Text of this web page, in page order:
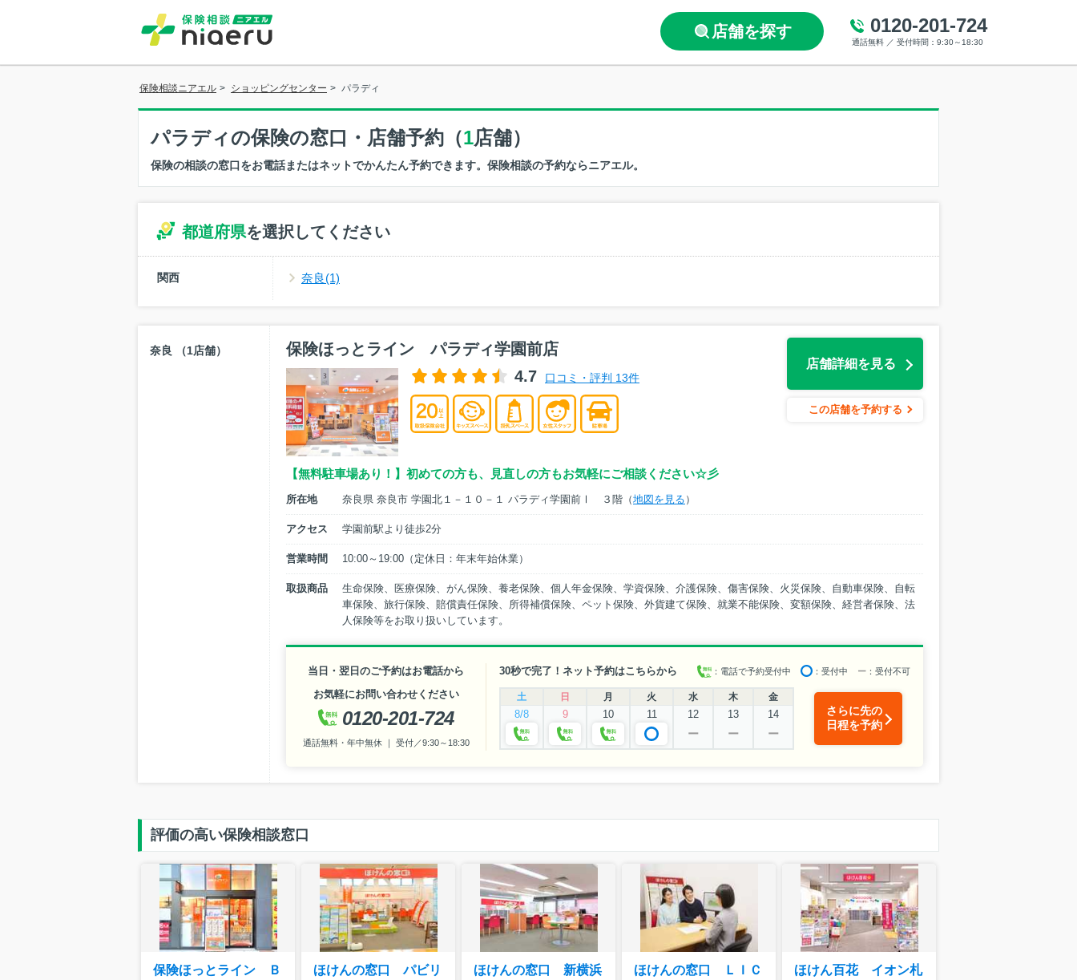
店舗を探す 0120-201-724
通話無料 ／ 受付時間：9:30～18:30
保険相談ニアエル > ショッピングセンター > パラディ
パラディの保険の窓口・店舗予約（1店舗）
保険の相談の窓口をお電話またはネットでかんたん予約できます。保険相談の予約ならニアエル。
都道府県を選択してください
関西 奈良(1)
奈良 （1店舗）
保険ほっとライン パラディ学園前店
4.7
口コミ・評判 13件
店舗詳細を見る
この店舗を予約する
【無料駐車場あり！】初めての方も、見直しの方もお気軽にご相談ください☆彡
所在地 奈良県 奈良市 学園北１－１０－１ パラディ学園前Ⅰ ３階（地図を見る ）
アクセス 学園前駅より徒歩2分
営業時間 10:00～19:00（定休日：年末年始休業）
取扱商品
生命保険、医療保険、がん保険、養老保険、個人年金保険、学資保険、介護保険、傷害保険、火災保険、自動車保険、自転
車保険、旅行保険、賠償責任保険、所得補償保険、ペット保険、外貨建て保険、就業不能保険、変額保険、経営者保険、法
人保険等をお取り扱いしています。
当日・翌日のご予約はお電話から
お気軽にお問い合わせください
0120-201-724
通話無料・年中無休 ｜ 受付／9:30～18:30
30秒で完了！ネット予約はこちらから ：電話で予約受付中 ：受付中 ー ：受付不可
土 日 月 火 水 木 金
8/8 9 10 11 12 13 14
ー ー ー
さらに先の
日程を予約
評価の高い保険相談窓口
保険ほっとライン Ｂ
ほけんの窓口 パビリ
ほけんの窓口 新横浜
ほけんの窓口 ＬＩＣ
ほけん百花 イオン札